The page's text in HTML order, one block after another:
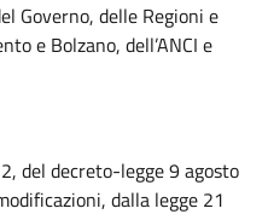
Governo, delle Regioni e
e Bolzano, dell’ANCI e
del decreto-legge 9 agosto
dalla legge 21